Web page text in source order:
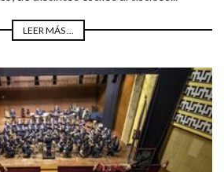
LEER MÁS ...